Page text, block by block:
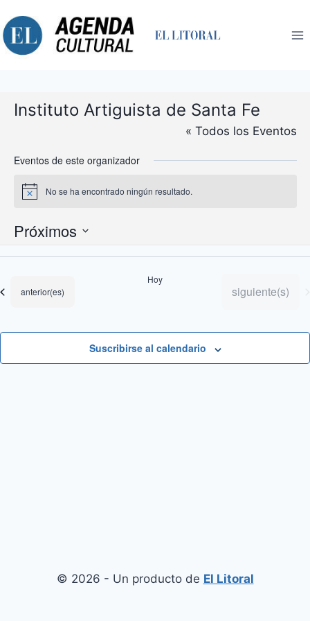
al
contenido
Instituto Artiguista de Santa Fe
« Todos los Eventos
Eventos de este organizador
Aviso No se ha encontrado ningún resultado.
Próximos
fecha.
Eventos
anterior(es)
Hoy
Eventos
siguiente(s)
Suscribirse al calendario
© 2026 - Un producto de El Litoral